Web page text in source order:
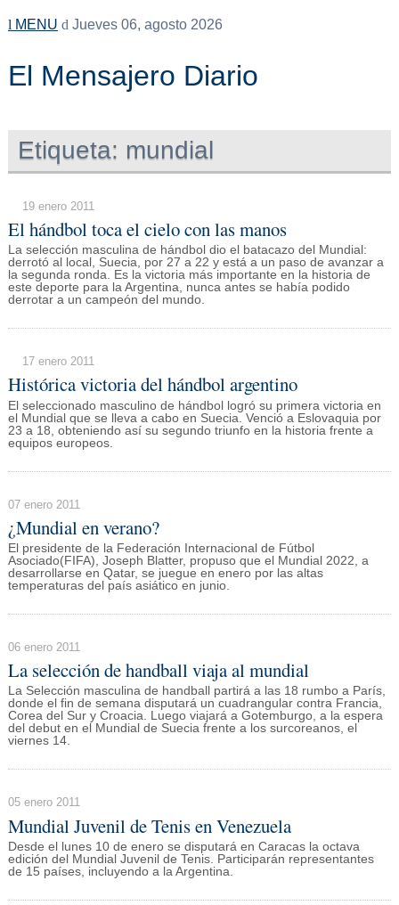
MENU Jueves 06, agosto 2026
El Mensajero Diario
Etiqueta: mundial
19 enero 2011
El hándbol toca el cielo con las manos
La selección masculina de hándbol dio el batacazo del Mundial:
derrotó al local, Suecia, por 27 a 22 y está a un paso de avanzar a
la segunda ronda. Es la victoria más importante en la historia de
este deporte para la Argentina, nunca antes se había podido
derrotar a un campeón del mundo.
17 enero 2011
Histórica victoria del hándbol argentino
El seleccionado masculino de hándbol logró su primera victoria en
el Mundial que se lleva a cabo en Suecia. Venció a Eslovaquia por
23 a 18, obteniendo así su segundo triunfo en la historia frente a
equipos europeos.
07 enero 2011
¿Mundial en verano?
El presidente de la Federación Internacional de Fútbol
Asociado(FIFA), Joseph Blatter, propuso que el Mundial 2022, a
desarrollarse en Qatar, se juegue en enero por las altas
temperaturas del país asiático en junio.
06 enero 2011
La selección de handball viaja al mundial
La Selección masculina de handball partirá a las 18 rumbo a París,
donde el fin de semana disputará un cuadrangular contra Francia,
Corea del Sur y Croacia. Luego viajará a Gotemburgo, a la espera
del debut en el Mundial de Suecia frente a los surcoreanos, el
viernes 14.
05 enero 2011
Mundial Juvenil de Tenis en Venezuela
Desde el lunes 10 de enero se disputará en Caracas la octava
edición del Mundial Juvenil de Tenis. Participarán representantes
de 15 países, incluyendo a la Argentina.